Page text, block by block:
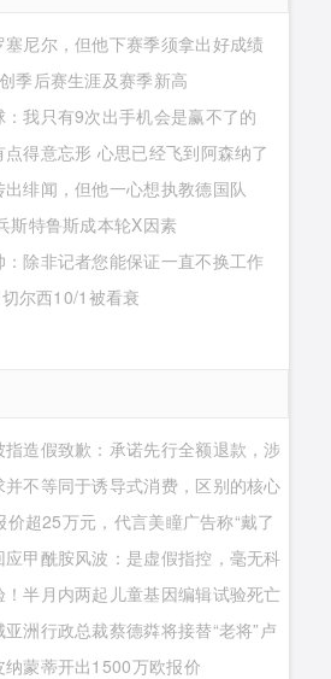
尼尔，但他下赛季须拿出好成绩
季后赛生涯及赛季新高
我只有9次出手机会是赢不了的
得意忘形 心思已经飞到阿森纳了
绯闻，但他一心想执教德国队
斯特鲁斯成本轮X因素
除非记者您能保证一直不换工作
尔西10/1被看衰
造假致歉：承诺先行全额退款，涉
不等同于诱导式消费，区别的核心
超25万元，代言美瞳广告称“戴了
律师：涉嫌虚构使用体验，违反《广
甲酰胺风波：是虚假指控，毫无科
半月内两起儿童基因编辑试验死亡
首创”可能存在推进过快等问题
洲行政总裁蔡德粦将接替“老将”卢
蒙蒂开出1500万欧报价